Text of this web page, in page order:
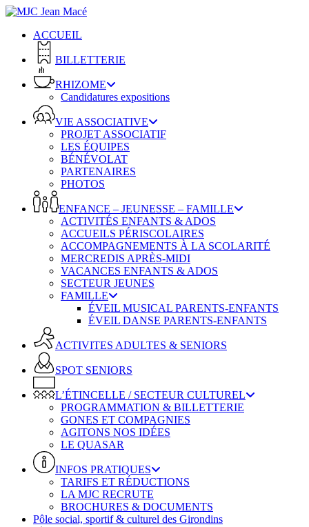
Skip
main
ACCUEIL
BILLETTERIE
RHIZOME
Candidatures expositions
VIE ASSOCIATIVE
PROJET ASSOCIATIF
LES ÉQUIPES
BÉNÉVOLAT
PARTENAIRES
PHOTOS
ENFANCE – JEUNESSE – FAMILLE
ACTIVITÉS ENFANTS & ADOS
ACCUEILS PÉRISCOLAIRES
ACCOMPAGNEMENTS À LA SCOLARITÉ
MERCREDIS APRÈS-MIDI
VACANCES ENFANTS & ADOS
SECTEUR JEUNES
FAMILLE
ÉVEIL MUSICAL PARENTS-ENFANTS
ÉVEIL DANSE PARENTS-ENFANTS
ACTIVITES ADULTES & SENIORS
SPOT SENIORS
L’ÉTINCELLE / SECTEUR CULTUREL
PROGRAMMATION & BILLETTERIE
GONES ET COMPAGNIES
AGITONS NOS IDÉES
LE QUASAR
INFOS PRATIQUES
TARIFS ET RÉDUCTIONS
LA MJC RECRUTE
BROCHURES & DOCUMENTS
Pôle social, sportif & culturel des Girondins